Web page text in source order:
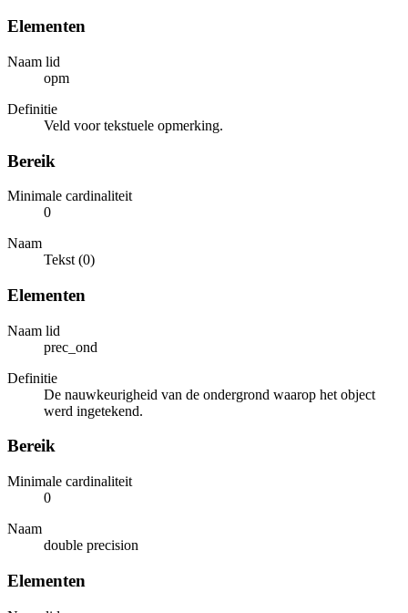
Elementen
Naam lid
opm
Definitie
Veld voor tekstuele opmerking.
Bereik
Minimale cardinaliteit
0
Naam
Tekst (0)
Elementen
Naam lid
prec_ond
Definitie
De nauwkeurigheid van de ondergrond waarop het object
werd ingetekend.
Bereik
Minimale cardinaliteit
0
Naam
double precision
Elementen